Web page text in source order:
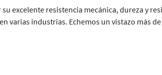
excelente resistencia mecánica, dureza y
varias industrias. Echemos un vistazo más de